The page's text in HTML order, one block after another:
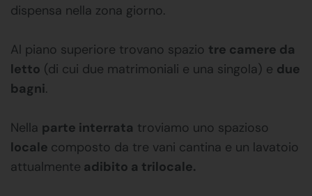
dispensa nella zona giorno.
Al piano superiore trovano spazio tre camere da
letto (di cui due matrimoniali e una singola) e due
bagni.
Nella parte interrata troviamo uno spazioso
locale composto da tre vani cantina e un lavatoio
attualmente adibito a trilocale.